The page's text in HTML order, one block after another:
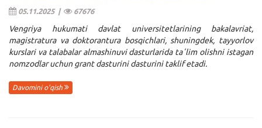
05.11.2025 | 67676
Vengriya hukumati davlat universitetlarining bakalavriat,
magistratura va doktorantura bosqichlari, shuningdek, tayyorlov
kurslari va talabalar almashinuvi dasturlarida taʼlim olishni istagan
nomzodlar uchun grant dasturini dasturini taklif etadi.
Davomini o'qish